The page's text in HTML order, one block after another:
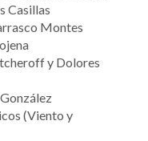
Casillas
Montes
y Dolores
(Viento y